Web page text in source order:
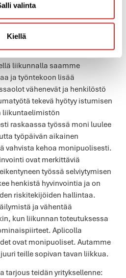
valinta
Kiellä
yrityksiä, tiimejä ja
liikunnalla saamme
ja työntekoon lisää
vähenevät ja henkilöstö
tekevä hyötyy istumisen
liikuntaelimistön
raskaassa työssä moni luulee
työpäivän aikainen
vahvista kehoa monipuolisesti.
ovat merkittäviä
työssä selviytymisen
henkistä hyvinvointia ja on
riskitekijöiden hallintaa.
ja vähentää
kun liikunnan toteutuksessa
Aplicolla
ovat monipuoliset. Autamme
teille sopivan tavan liikkua.
tarjous teidän yrityksellenne: